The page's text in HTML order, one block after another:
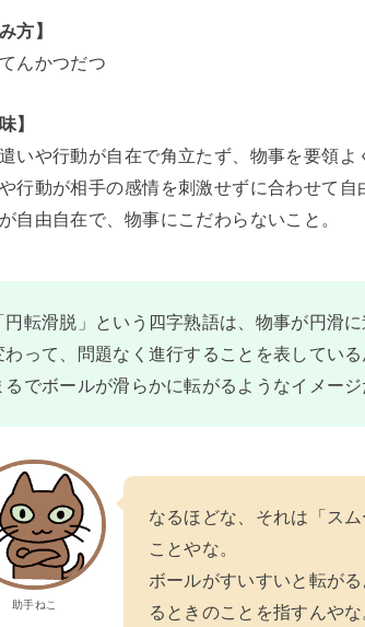
方】
んかつだつ
】
いや行動が自在で角立たず、物事を要領よ
行動が相手の感情を刺激せずに合わせて自
自由自在で、物事にこだわらないこと。
円転滑脱」という四字熟語は、物事が円滑
わって、問題なく進行することを表している
るでボールが滑らかに転がるようなイメージ
助手ねこ
なるほどな、それは「ス
ことやな。
ボールがすいすいと転が
るときのことを指すんやな